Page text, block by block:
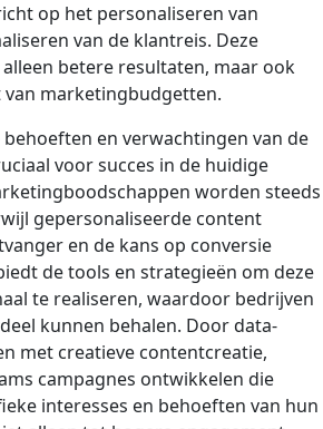
op het personaliseren van
van de klantreis. Deze
betere resultaten, maar ook
marketingbudgetten.
en verwachtingen van de
voor succes in de huidige
worden steeds
gepersonaliseerde content
en de kans op conversie
de tools en strategieën om deze
te realiseren, waardoor bedrijven
kunnen behalen. Door data-
met creatieve contentcreatie,
campagnes ontwikkelen die
interesses en behoeften van hun